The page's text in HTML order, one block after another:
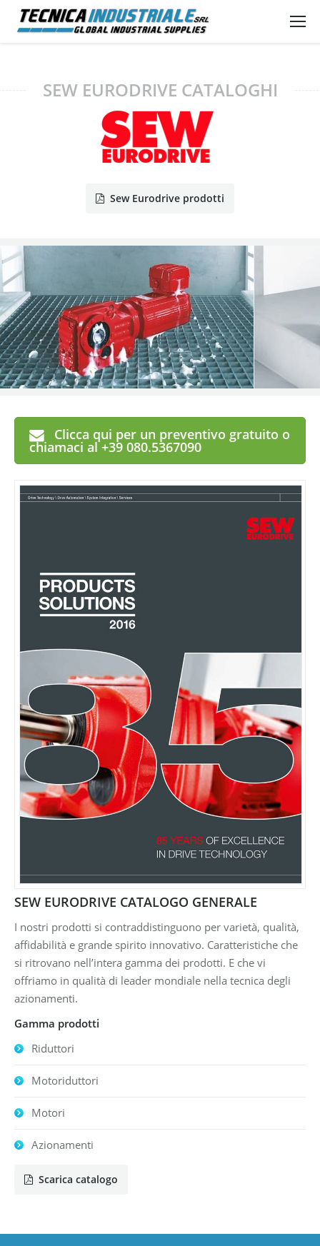
SEW EURODRIVE CATALOGHI
Sew Eurodrive prodotti
Clicca qui per un preventivo gratuito o
chiamaci al +39 080.5367090
SEW EURODRIVE CATALOGO GENERALE
I nostri prodotti si contraddistinguono per varietà, qualità,
affidabilità e grande spirito innovativo. Caratteristiche che
si ritrovano nell’intera gamma dei prodotti. E che vi
offriamo in qualità di leader mondiale nella tecnica degli
azionamenti.
Gamma prodotti
Riduttori
Motoriduttori
Motori
Azionamenti
Scarica catalogo